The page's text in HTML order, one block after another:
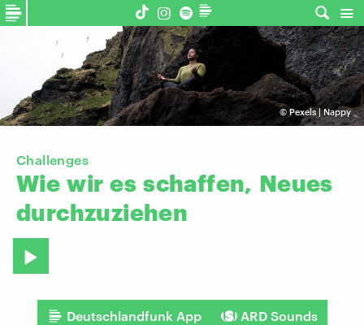
© Pexels | Nappy
Challenges
Wie wir es schaffen, Neues
durchzuziehen
Deutschlandfunk App ARD Sounds